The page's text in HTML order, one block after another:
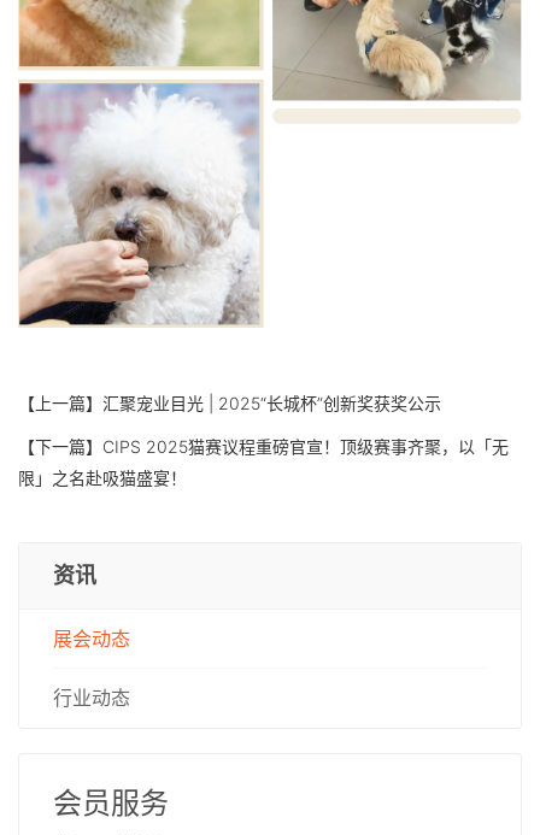
【上一篇】 汇聚宠业目光 | 2025“长城杯”创新奖获奖公示
【下一篇】 CIPS 2025猫赛议程重磅官宣！顶级赛事齐聚，以「无
限」之名赴吸猫盛宴！
资讯
展会动态
行业动态
会员服务